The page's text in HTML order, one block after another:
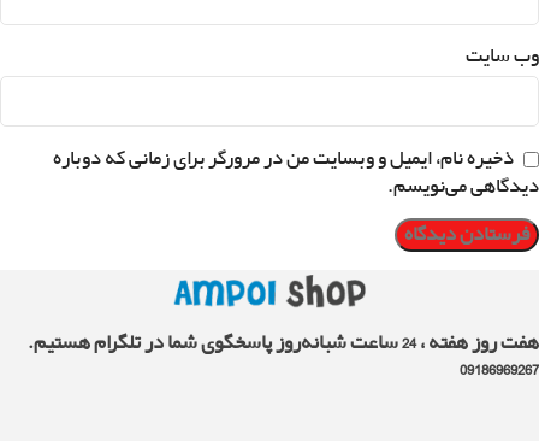
وب‌ سایت
ذخیره نام، ایمیل و وبسایت من در مرورگر برای زمانی که دوباره
دیدگاهی می‌نویسم.
هفت روز هفته ، 24 ساعت شبانه‌روز پاسخگوی شما در تلگرام هستیم.
09186969267